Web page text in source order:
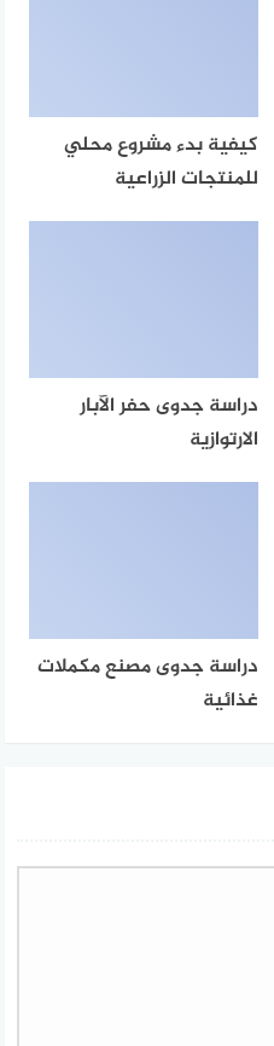
كيفية بدء مشروع محلي
للمنتجات الزراعية
دراسة جدوى حفر الآبار
الارتوازية
دراسة جدوى مصنع مكملات
غذائية